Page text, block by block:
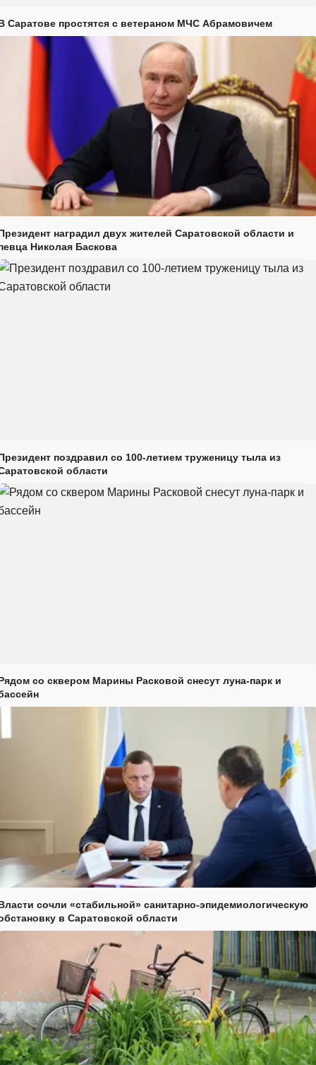
Саратове простятся с ветераном МЧС Абрамовичем
наградил двух жителей Саратовской области и
Николая Баскова
поздравил со 100-летием труженицу тыла из
области
со сквером Марины Расковой снесут луна-парк и
сочли «стабильной» санитарно-эпидемиологическую
в Саратовской области